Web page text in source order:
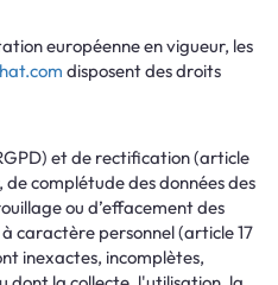
européenne en vigueur, les
disposent des droits
et de rectification (article
de complétude des données des
ou d’effacement des
caractère personnel (article 17
inexactes, incomplètes,